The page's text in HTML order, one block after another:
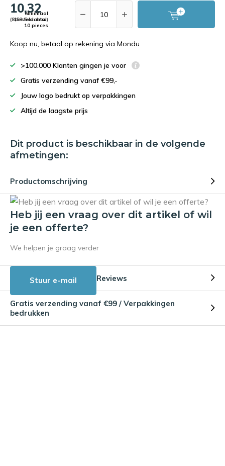
10,32
(8,53 Excl. btw)
Minimaal
bestelaantal:
10 pieces
Koop nu, betaal op rekening via Mondu
>100.000 Klanten gingen je voor
Gratis verzending vanaf €99,-
Jouw logo bedrukt op verpakkingen
Altijd de laagste prijs
Dit product is beschikbaar in de volgende
afmetingen:
Productomschrijving
Heb jij een vraag over dit artikel of wil
je een offerte?
We helpen je graag verder
Stuur e-mail Reviews
Gratis verzending vanaf €99 / Verpakkingen
bedrukken